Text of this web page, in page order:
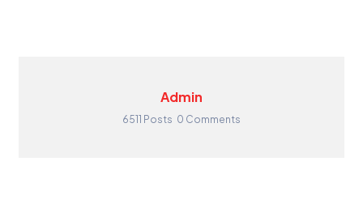
Admin
6511 Posts 0 Comments